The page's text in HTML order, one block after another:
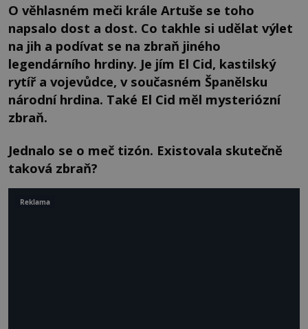
O věhlasném meči krále Artuše se toho
napsalo dost a dost. Co takhle si udělat výlet
na jih a podívat se na zbraň jiného
legendárního hrdiny. Je jím El Cid, kastilský
rytíř a vojevůdce, v současném Španělsku
národní hrdina. Také El Cid měl mysteriózní
zbraň.
Jednalo se o meč tizón. Existovala skutečně
taková zbraň?
Reklama